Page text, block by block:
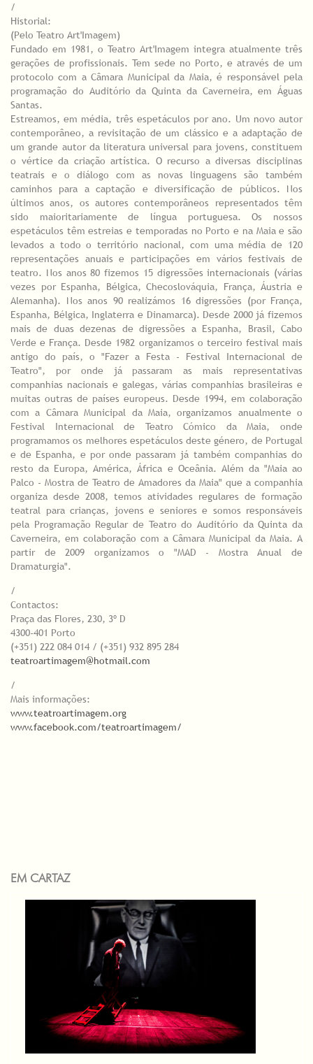
/
Historial:
(Pelo Teatro Art'Imagem)
Fundado em 1981, o Teatro Art'Imagem integra atualmente três
gerações de profissionais. Tem sede no Porto, e através de um
protocolo com a Câmara Municipal da Maia, é responsável pela
programação do Auditório da Quinta da Caverneira, em Águas
Santas.
Estreamos, em média, três espetáculos por ano. Um novo autor
contemporâneo, a revisitação de um clássico e a adaptação de
um grande autor da literatura universal para jovens, constituem
o vértice da criação artística. O recurso a diversas disciplinas
teatrais e o diálogo com as novas linguagens são também
caminhos para a captação e diversificação de públicos. Nos
últimos anos, os autores contemporâneos representados têm
sido maioritariamente de língua portuguesa. Os nossos
espetáculos têm estreias e temporadas no Porto e na Maia e são
levados a todo o território nacional, com uma média de 120
representações anuais e participações em vários festivais de
teatro. Nos anos 80 fizemos 15 digressões internacionais (várias
vezes por Espanha, Bélgica, Checoslováquia, França, Áustria e
Alemanha). Nos anos 90 realizámos 16 digressões (por França,
Espanha, Bélgica, Inglaterra e Dinamarca). Desde 2000 já fizemos
mais de duas dezenas de digressões a Espanha, Brasil, Cabo
Verde e França. Desde 1982 organizamos o terceiro festival mais
antigo do país, o "Fazer a Festa - Festival Internacional de
Teatro", por onde já passaram as mais representativas
companhias nacionais e galegas, várias companhias brasileiras e
muitas outras de países europeus. Desde 1994, em colaboração
com a Câmara Municipal da Maia, organizamos anualmente o
Festival Internacional de Teatro Cómico da Maia, onde
programamos os melhores espetáculos deste género, de Portugal
e de Espanha, e por onde passaram já também companhias do
resto da Europa, América, África e Oceânia. Além da "Maia ao
Palco - Mostra de Teatro de Amadores da Maia" que a companhia
organiza desde 2008, temos atividades regulares de formação
teatral para crianças, jovens e seniores e somos responsáveis
pela Programação Regular de Teatro do Auditório da Quinta da
Caverneira, em colaboração com a Câmara Municipal da Maia. A
partir de 2009 organizamos o "MAD - Mostra Anual de
Dramaturgia".
/
Contactos:
Praça das Flores, 230, 3º D
4300-401 Porto
(+351) 222 084 014 / (+351) 932 895 284
teatroartimagem@hotmail.com
/
Mais informações:
www.teatroartimagem.org
www.facebook.com/teatroartimagem/
EM CARTAZ